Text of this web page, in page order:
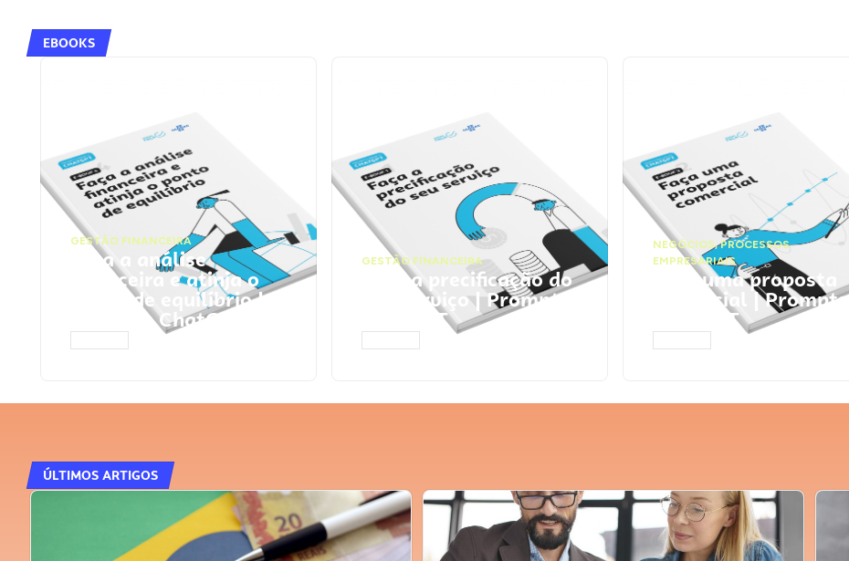
EBOOKS
GESTÃO FINANCEIRA
Faça a análise
financeira e atinja o
ponto de equilíbrio |
Prompts ChatGPT
GESTÃO FINANCEIRA
Faça a precificação do
seu serviço | Prompts
ChatGPT
NEGÓCIOS,PROCESSOS
EMPRESARIAIS
Faça uma proposta
comercial | Prompts
ChatGPT
ÚLTIMOS ARTIGOS